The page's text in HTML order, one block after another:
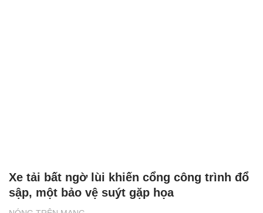
Xe tải bất ngờ lùi khiến cổng công trình đổ
sập, một bảo vệ suýt gặp họa